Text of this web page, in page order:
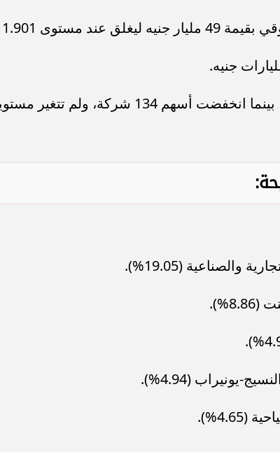
1.901 تريليون جنيه.
والصناعية (19.05%).
يونيراب (4.94%).
سامر شقير: التحولات الأوروبية تفتح باباً
جديداً للاستثمار في الطاقة السعودية